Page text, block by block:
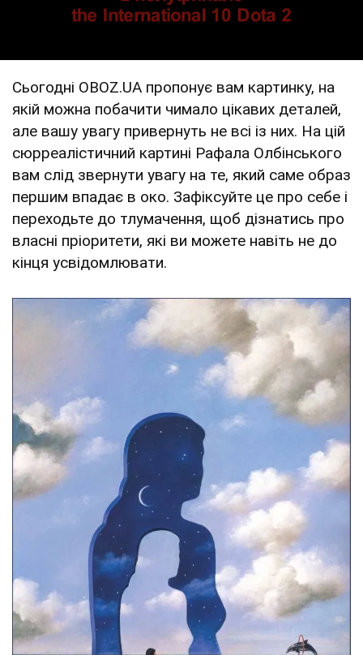
Сьогодні OBOZ.UA пропонує вам картинку, на
якій можна побачити чимало цікавих деталей,
але вашу увагу привернуть не всі із них. На цій
сюрреалістичний картині Рафала Олбінського
вам слід звернути увагу на те, який саме образ
першим впадає в око. Зафіксуйте це про себе і
переходьте до тлумачення, щоб дізнатись про
власні пріоритети, які ви можете навіть не до
кінця усвідомлювати.